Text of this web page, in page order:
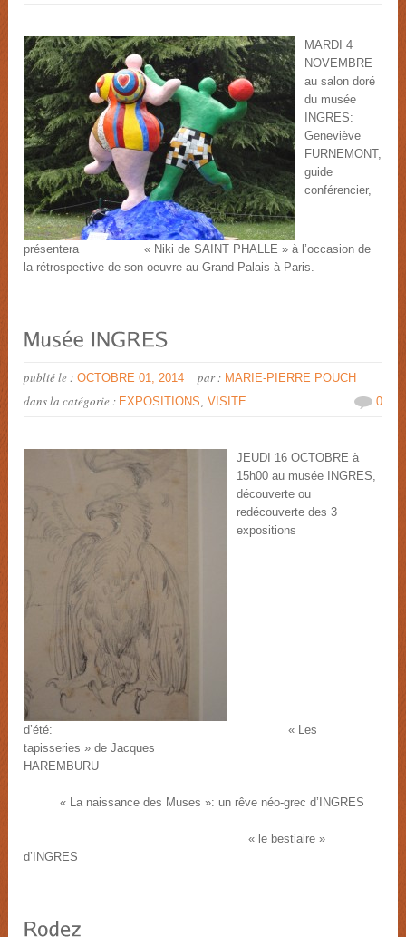
MARDI 4
NOVEMBRE
au salon doré
du musée
INGRES:
Geneviève
FURNEMONT,
guide
conférencier,
présentera « Niki de SAINT PHALLE » à l’occasion de
la rétrospective de son oeuvre au Grand Palais à Paris.
publié le : OCTOBRE 01, 2014 par : MARIE-PIERRE POUCH
dans la catégorie : EXPOSITIONS,VISITE 0
JEUDI 16 OCTOBRE à
15h00 au musée INGRES,
découverte ou
redécouverte des 3
expositions
d’été: « Les
tapisseries » de Jacques
HAREMBURU
« La naissance des Muses »: un rêve néo-grec d’INGRES
« le bestiaire »
d’INGRES